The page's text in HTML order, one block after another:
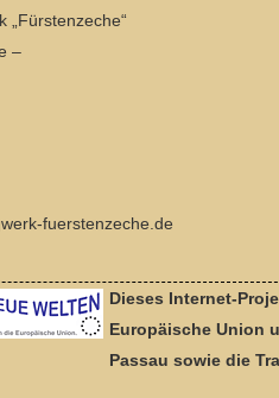
„Fürstenzeche“
–
fuerstenzeche.de
Dieses Internet-
Europäische Union
Passau sowie die